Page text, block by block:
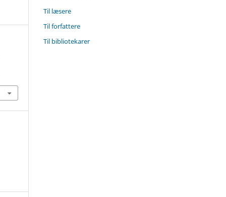
Til læsere
Til forfattere
Til bibliotekarer